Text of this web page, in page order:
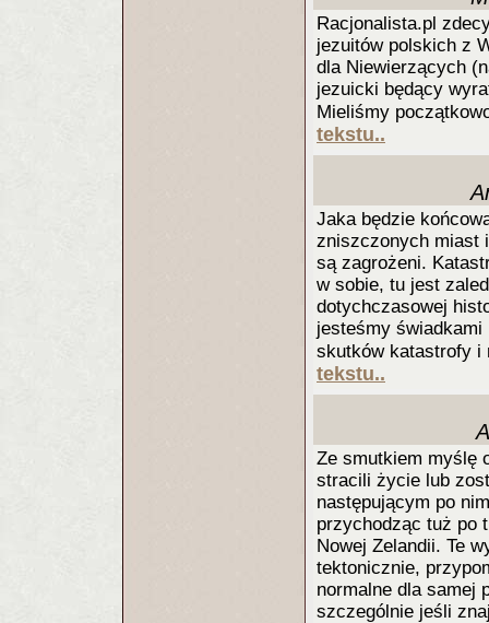
Racjonalista.pl
jezuitów polskich z
dla Niewierzących
jezuicki będący
Mieliśmy
tekstu..
Jaka będzie
zniszczonych miast
są zagrożeni.
w sobie, tu jest
dotychczasowej
jesteśmy świadkami
skutków katastrofy i
tekstu..
Ze smutkiem myślę
stracili życie lub
następującym po
przychodząc tuż po
Nowej Zelandii. Te
tektonicznie,
normalne dla samej
szczególnie jeśli